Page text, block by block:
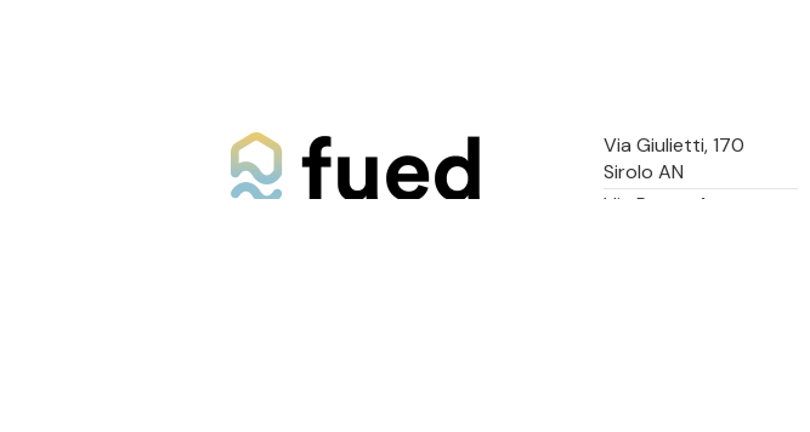
Via Giulietti, 170
Sirolo AN
Via Roma, 4